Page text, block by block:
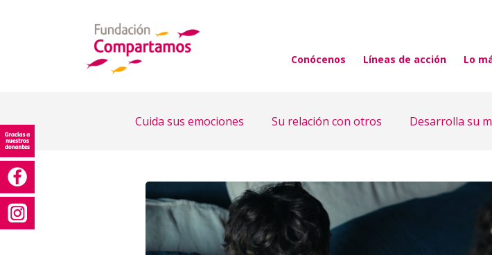
Conócenos Líneas de acción Lo
Cuida sus emociones Su relación con otros Desarrolla su